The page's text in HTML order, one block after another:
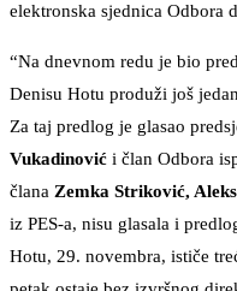
elektronska sjednica Odbora
“Na dnevnom redu je bio
Denisu Hotu produži još
Za taj predlog je glasao
Vukadinović i član Odbora
člana Zemka Striković,
iz PES-a, nisu glasala i
Hotu, 29. novembra, ističe